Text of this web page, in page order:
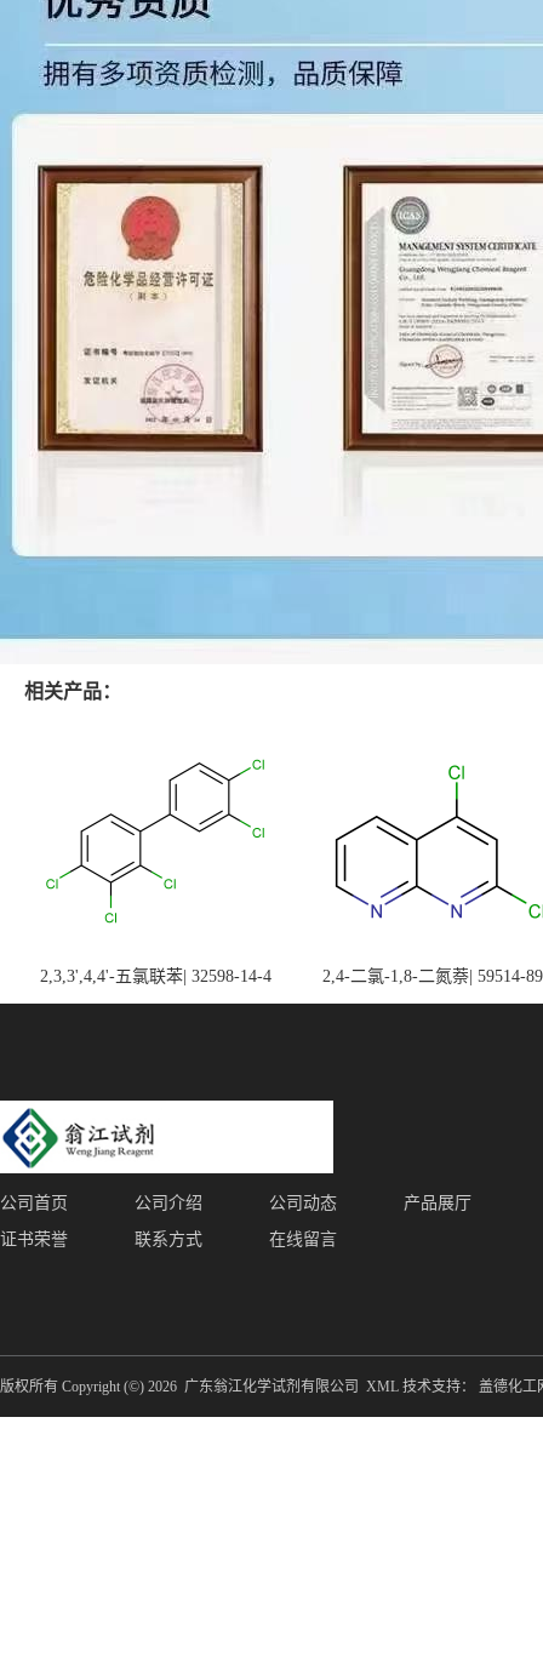
相关产品：
2,3,3',4,4'-五氯联苯| 32598-14-4 2,4-二氯-1,8-二氮萘| 59514-
公司首页 公司介绍 公司动态
产品展厅
证书荣誉
联系方式 在线留言
版权所有 Copyright (©) 2026 广东翁江化学试剂有限公司 XML 技术支持： 盖德化工